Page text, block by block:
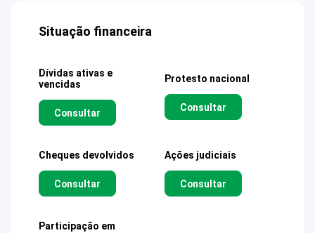
Situação financeira
Dívidas ativas e
vencidas
Consultar
Protesto nacional
Consultar
Cheques devolvidos
Consultar
Ações judiciais
Consultar
Participação em